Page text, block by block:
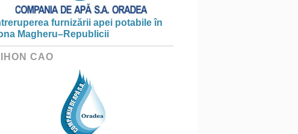
furnizării apei potabile în
Magheru–Republicii
CAO